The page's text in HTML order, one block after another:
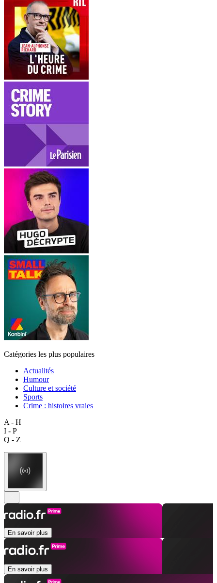
Catégories les plus populaires
Actualités
Humour
Culture et société
Sports
Crime : histoires vraies
A - H
I - P
Q - Z
En savoir plus
En savoir plus